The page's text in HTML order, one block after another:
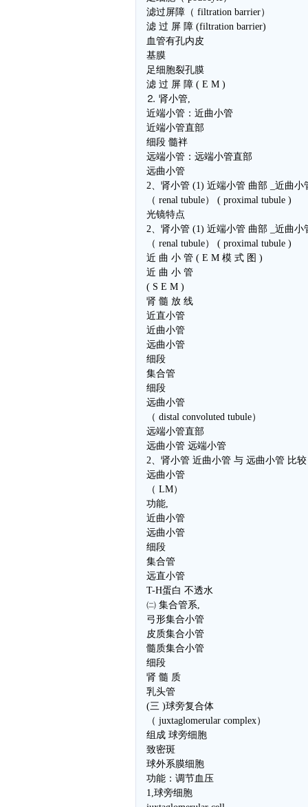
滤过屏障（ filtration barrier）
滤 过 屏 障 (filtration barrier)
血管有孔内皮
基膜
足细胞裂孔膜
滤 过 屏 障 ( E M )
⒉ 肾小管,
近端小管：近曲小管
近端小管直部
细段 髓袢
远端小管：远端小管直部
远曲小管
2、肾小管 (1) 近端小管 曲部 _近曲小
（ renal tubule） ( proximal tubule )
光镜特点
2、肾小管 (1) 近端小管 曲部 _近曲小
（ renal tubule） ( proximal tubule )
近 曲 小 管 ( E M 模 式 图 )
近 曲 小 管
( S E M )
肾 髓 放 线
近直小管
近曲小管
远曲小管
细段
集合管
细段
远曲小管
（ distal convoluted tubule）
远端小管直部
远曲小管 远端小管
2、肾小管 近曲小管 与 远曲小管 比较
远曲小管
（ LM）
功能,
近曲小管
远曲小管
细段
集合管
远直小管
T-H蛋白 不透水
㈡ 集合管系,
弓形集合小管
皮质集合小管
髓质集合小管
细段
肾 髓 质
乳头管
(三 )球旁复合体
（ juxtaglomerular complex）
组成 球旁细胞
致密斑
球外系膜细胞
功能：调节血压
1,球旁细胞